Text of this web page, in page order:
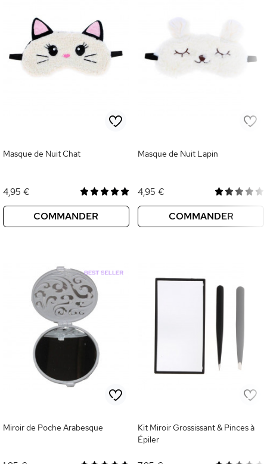
Masque de Nuit Chat
4,95 €
COMMANDER
Masque de Nuit Lapin
4,95 €
COMMANDER
Miroir de Poche Arabesque
Kit Miroir Grossissant & Pinces à
Épiler